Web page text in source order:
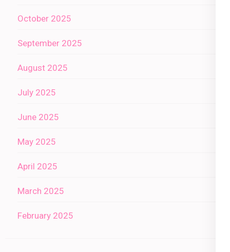
October 2025
September 2025
August 2025
July 2025
June 2025
May 2025
April 2025
March 2025
February 2025